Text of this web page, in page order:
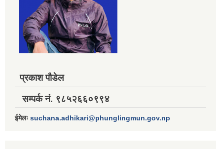
प्रकाश पौडेल
सम्पर्क नं. ९८५२६६०९९४
ईमेलः suchana.adhikari@phunglingmun.gov.np